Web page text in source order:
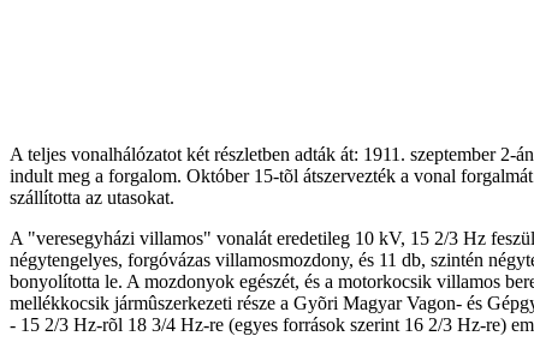
A teljes vonalhálózatot két részletben adták át: 1911. szeptember 2-
indult meg a forgalom. Október 15-tõl átszervezték a vonal
szállította az utasokat.
A "veresegyházi villamos" vonalát eredetileg 10 kV, 15 2/3 Hz
négytengelyes, forgóvázas villamosmozdony, és 11 db, szintén
bonyolította le. A mozdonyok egészét, és a motorkocsik villamos
mellékkocsik jármûszerkezeti része a Gyõri Magyar Vagon- és
- 15 2/3 Hz-rõl 18 3/4 Hz-re (egyes források szerint 16 2/3 Hz-re)